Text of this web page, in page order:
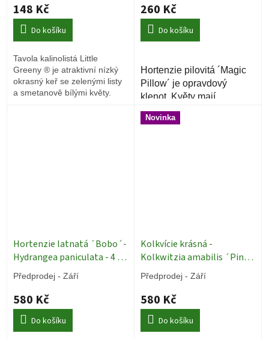
148 Kč
Do košíku
Tavola kalinolistá Little
Greeny ® je atraktivní nízký
okrasný keř se zelenými listy
a smetanově bílými květy.
260 Kč
Do košíku
Hortenzie pilovitá ´Magic
Pillow´ je opravdový
klenot. Květy mají
okolíkový tvar. Na okrajích
jsou velké květy a
Hortenzie latnatá ´Bobo´-
Hydrangea paniculata - 4 l
Okrasné keře
Předprodej - Září
580 Kč
Do košíku
Novinka
Kolkvície krásná -
Kolkwitzia amabilis ´Pink
Cloud´ - 4 l
Okrasné keře
Předprodej - Září
580 Kč
Do košíku